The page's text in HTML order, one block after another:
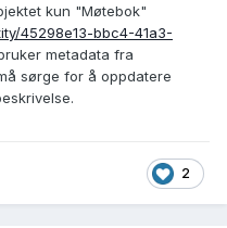
kun "Møtebok"
45298e13-bbc4-41a3-
metadata fra
sørge for å oppdatere
2